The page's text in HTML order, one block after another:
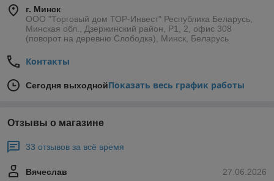
г. Минск
ООО "Торговый дом ТОР-Инвест" Республика Беларусь,
Минская обл., Дзержинский район, Р1, 2, офис 308
(поворот на деревню Слободка), Минск, Беларусь
Контакты
Сегодня выходнойПоказать весь график работы
Отзывы о магазине
33 отзывов за всё время
27.06.2026
Вячеслав